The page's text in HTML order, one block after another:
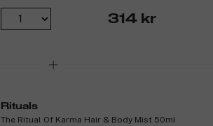
314 kr
Rituals
The Ritual Of Karma Hair & Body Mist 50ml